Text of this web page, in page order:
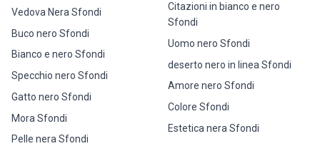
Vedova Nera Sfondi
Buco nero Sfondi
Bianco e nero Sfondi
Specchio nero Sfondi
Gatto nero Sfondi
Mora Sfondi
Pelle nera Sfondi
Citazioni in bianco e nero
Sfondi
Uomo nero Sfondi
deserto nero in linea Sfondi
Amore nero Sfondi
Colore Sfondi
Estetica nera Sfondi